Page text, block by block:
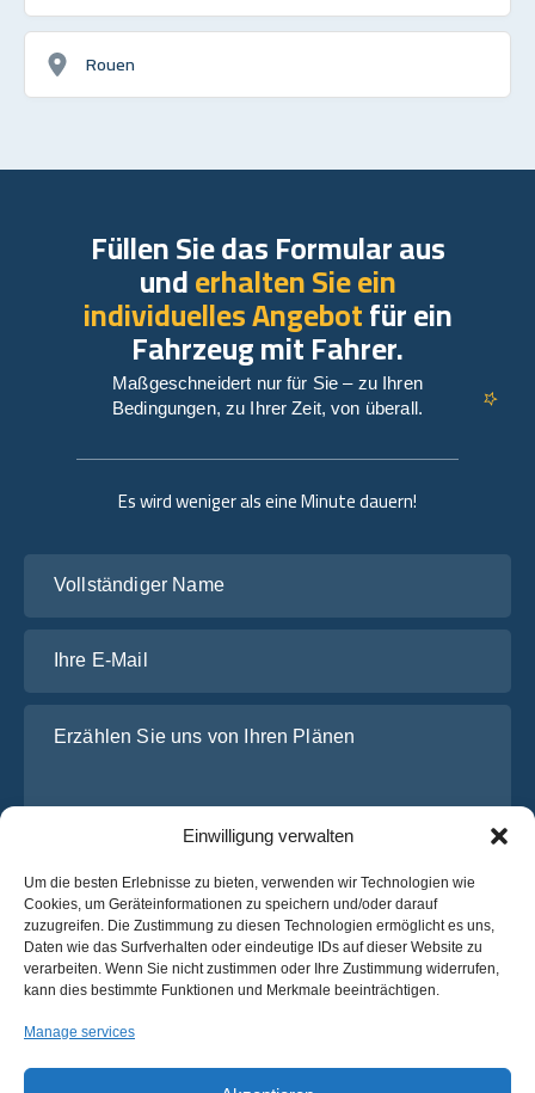
Einwilligung verwalten
Um die besten Erlebnisse zu bieten, verwenden wir Technologien wie
Cookies, um Geräteinformationen zu speichern und/oder darauf
zuzugreifen. Die Zustimmung zu diesen Technologien ermöglicht es uns,
Daten wie das Surfverhalten oder eindeutige IDs auf dieser Website zu
verarbeiten. Wenn Sie nicht zustimmen oder Ihre Zustimmung widerrufen,
kann dies bestimmte Funktionen und Merkmale beeinträchtigen.
Manage services
Rouen
Es wird weniger als eine Minute dauern!
Ich habe dieDatenschutz-Bestimmungenvon OsaBus
gelesen und stimme ihnen zu.
Ein Angebot einholen
Füllen Sie das Formular aus
underhalten Sie ein
individuelles Angebotfür ein
Fahrzeug mit Fahrer.
Maßgeschneidert nur für Sie – zu Ihren
Bedingungen, zu Ihrer Zeit, von überall.